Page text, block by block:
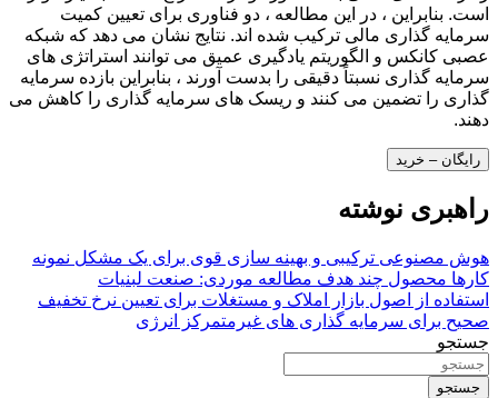
است. بنابراین ، در این مطالعه ، دو فناوری برای تعیین کمیت
سرمایه گذاری مالی ترکیب شده اند. نتایج نشان می دهد که شبکه
عصبی کانکس و الگوریتم یادگیری عمیق می توانند استراتژی های
سرمایه گذاری نسبتاً دقیقی را بدست آورند ، بنابراین بازده سرمایه
گذاری را تضمین می کنند و ریسک های سرمایه گذاری را کاهش می
دهند.
رایگان – خرید
راهبری نوشته
هوش مصنوعی ترکیبی و بهینه سازی قوی برای یک مشکل نمونه
کارها محصول چند هدف مطالعه موردی: صنعت لبنیات
استفاده از اصول بازار املاک و مستغلات برای تعیین نرخ تخفیف
صحیح برای سرمایه گذاری های غیرمتمرکز انرژی
جستجو
جستجو